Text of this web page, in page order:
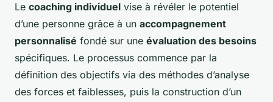
Le coaching individuel vise à révéler le potentiel
d’une personne grâce à un accompagnement
personnalisé fondé sur une évaluation des besoins
spécifiques. Le processus commence par la
définition des objectifs via des méthodes d’analyse
des forces et faiblesses, puis la construction d’un